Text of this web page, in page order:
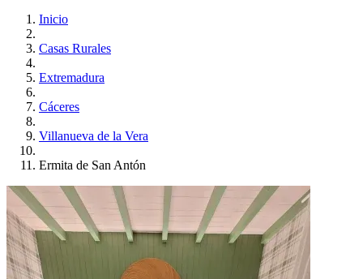
Inicio
Casas Rurales
Extremadura
Cáceres
Villanueva de la Vera
Ermita de San Antón